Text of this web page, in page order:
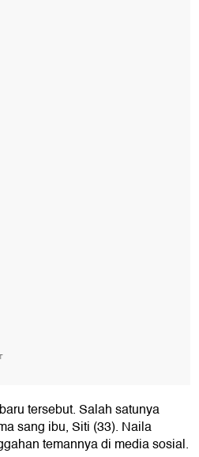
tersebut. Salah satunya
sang ibu, Siti (33). Naila
temannya di media sosial.